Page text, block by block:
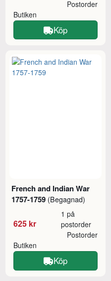
Butiken
Postorder
Köp
French and Indian War
1757-1759 (Begagnad)
625 kr
1 på
postorder
Butiken
Postorder
Köp